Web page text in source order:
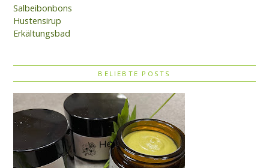
Salbeibonbons
Hustensirup
Erkältungsbad
BELIEBTE POSTS